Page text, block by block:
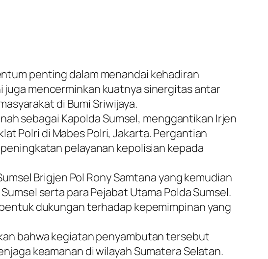
penting dalam menandai kehadiran
juga mencerminkan kuatnya sinergitas antar
di Bumi Sriwijaya.
sebagai Kapolda Sumsel, menggantikan Irjen
Polri di Mabes Polri, Jakarta. Pergantian
pelayanan kepolisian kepada
Brigjen Pol Rony Samtana yang kemudian
serta para Pejabat Utama Polda Sumsel.
dukungan terhadap kepemimpinan yang
bahwa kegiatan penyambutan tersebut
keamanan di wilayah Sumatera Selatan.